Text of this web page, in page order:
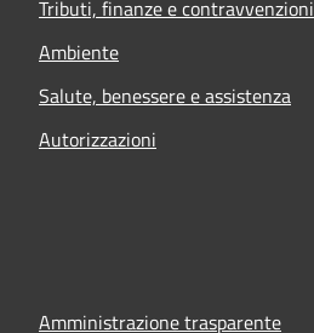
Tributi, finanze e contravvenzioni
Ambiente
Salute, benessere e assistenza
Autorizzazioni
Amministrazione trasparente